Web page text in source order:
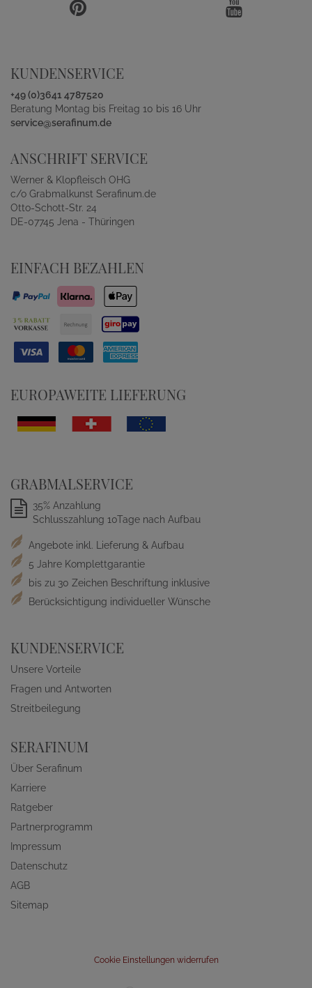
KUNDENSERVICE
+49 (0)3641 4787520
Beratung Montag bis Freitag 10 bis 16 Uhr
service@serafinum.de
ANSCHRIFT SERVICE
Werner & Klopfleisch OHG
c/o Grabmalkunst Serafinum.de
Otto-Schott-Str. 24
DE-07745 Jena - Thüringen
EINFACH BEZAHLEN
EUROPAWEITE LIEFERUNG
GRABMALSERVICE
35% Anzahlung
Schlusszahlung 10Tage nach Aufbau
Angebote inkl. Lieferung & Aufbau
5 Jahre Komplettgarantie
bis zu 30 Zeichen Beschriftung inklusive
Berücksichtigung individueller Wünsche
KUNDENSERVICE
Unsere Vorteile
Fragen und Antworten
Streitbeilegung
SERAFINUM
Über Serafinum
Karriere
Ratgeber
Partnerprogramm
Impressum
Datenschutz
AGB
Sitemap
Cookie Einstellungen widerrufen